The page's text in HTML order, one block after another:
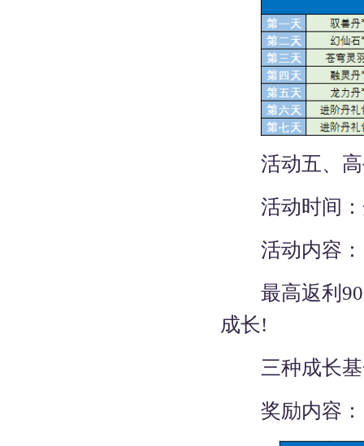
活动五、高
活动时间：
活动内容：
最高返利
成长!
三种成长基
奖励内容：